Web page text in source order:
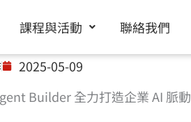
課程與活動 聯絡我們
2025-05-09
Builder 全力打造企業 AI 脈動